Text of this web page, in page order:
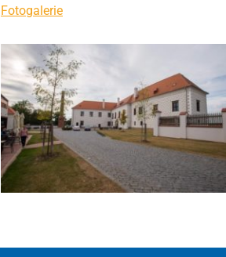
Fotogalerie